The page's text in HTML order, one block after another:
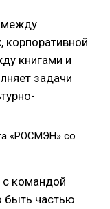
корпоративной
книгами и
задачи
«РОСМЭН» со
с командой
быть частью